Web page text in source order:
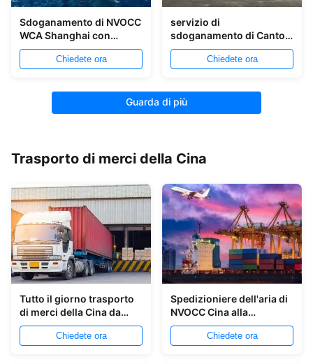
Sdoganamento di NVOCC
WCA Shanghai con
ispezione del carico
Chiedete ora
servizio di
sdoganamento di Canton
di ore 7x24 in Cina
Chiedete ora
Guarda di più
Trasporto di merci della Cina
Tutto il giorno trasporto
di merci della Cina da
tutte le regioni a tutti i
Chiedete ora
Spedizioniere dell'aria di
NVOCC Cina alla
consegna tempestiva
veloce dell'India
Chiedete ora